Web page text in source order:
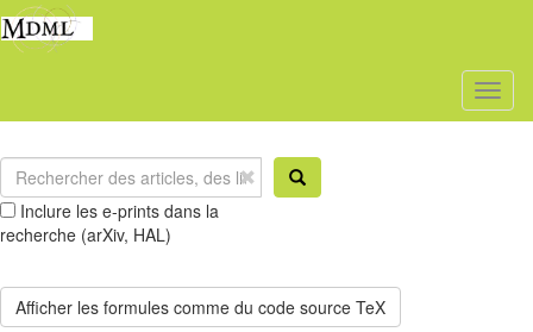
Inclure les e-prints dans la
recherche (arXiv, HAL)